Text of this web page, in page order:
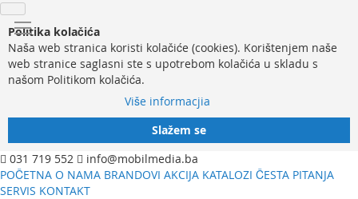
Politika kolačića
Naša web stranica koristi kolačiće (cookies). Korištenjem naše
web stranice saglasni ste s upotrebom kolačića u skladu s
našom Politikom kolačića.
Više informacjia
Slažem se
031 719 552
info@mobilmedia.ba
POČETNA O NAMA BRANDOVI AKCIJA KATALOZI ČESTA PITANJA
SERVIS KONTAKT